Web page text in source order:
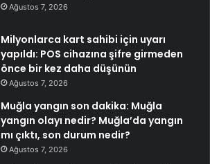
Ağustos 7, 2026
Milyonlarca kart sahibi için uyarı
yapıldı: POS cihazına şifre girmeden
önce bir kez daha düşünün
Ağustos 7, 2026
Muğla yangın son dakika: Muğla
yangın olayı nedir? Muğla’da yangın
mı çıktı, son durum nedir?
Ağustos 7, 2026